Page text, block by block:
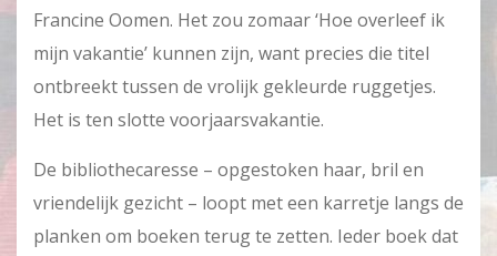
Francine Oomen. Het zou zomaar ‘Hoe overleef ik
mijn vakantie’ kunnen zijn, want precies die titel
ontbreekt tussen de vrolijk gekleurde ruggetjes.
Het is ten slotte voorjaarsvakantie.
De bibliothecaresse – opgestoken haar, bril en
vriendelijk gezicht – loopt met een karretje langs de
planken om boeken terug te zetten. Ieder boek dat